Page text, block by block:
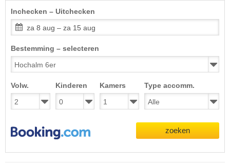
Inchecken – Uitchecken
za 8 aug – za 15 aug
Bestemming – selecteren
Volw. Kinderen Kamers Type accomm.
zoeken